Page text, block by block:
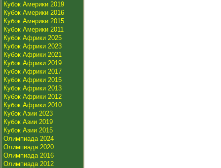
Кубок Америки 2019
Кубок Америки 2016
Кубок Америки 2015
Кубок Америки 2011
Кубок Африки 2025
Кубок Африки 2023
Кубок Африки 2021
Кубок Африки 2019
Кубок Африки 2017
Кубок Африки 2015
Кубок Африки 2013
Кубок Африки 2012
Кубок Африки 2010
Кубок Азии 2023
Кубок Азии 2019
Кубок Азии 2015
Олимпиада 2024
Олимпиада 2020
Олимпиада 2016
Олимпиада 2012